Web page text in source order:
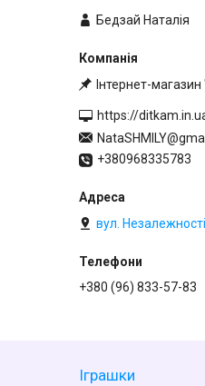
Бедзай Наталія
Інтернет-
https://
+380968335783
вул.
+380 (96) 833-57-83
Іграшки